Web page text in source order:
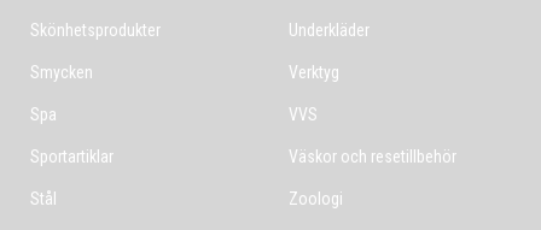
Skönhetsprodukter
Smycken
Spa
Sportartiklar
Stål
Underkläder
Verktyg
VVS
Väskor och resetillbehör
Zoologi